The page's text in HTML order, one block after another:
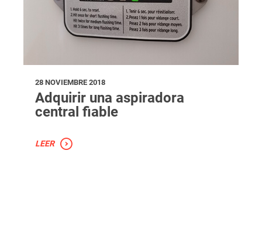
28 NOVIEMBRE 2018
Adquirir una aspiradora
central fiable
LEER